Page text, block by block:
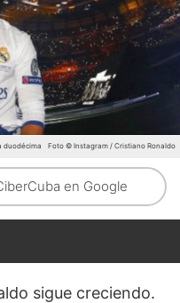
duodécima Foto © Instagram / Cristiano Ronaldo
en Google
sigue creciendo.